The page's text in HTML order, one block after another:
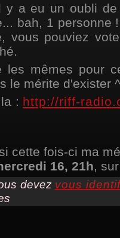
y a eu un oubli
bah, 1 personne
vous pouviez
les mêmes pour
le mérite d'exister
: http://riff-
cette fois-ci ma
16, 21h,
devez vous